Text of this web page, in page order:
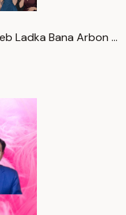
Ladka Bana Arbon …